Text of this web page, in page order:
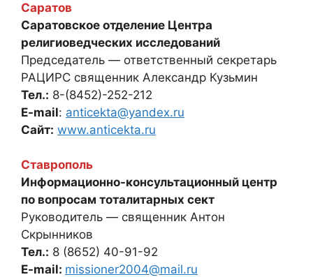
Саратов
Саратовское отделение Центра
религиоведческих исследований
Председатель — ответственный секретарь
РАЦИРС священник Александр Кузьмин
Тел.: 8-(8452)-252-212
E-mail: anticekta@yandex.ru
Сайт: www.anticekta.ru
Ставрополь
Информационно-консультационный центр
по вопросам тоталитарных сект
Руководитель — священник Антон
Скрынников
Тел.: 8 (8652) 40-91-92
E-mail: missioner2004@mail.ru